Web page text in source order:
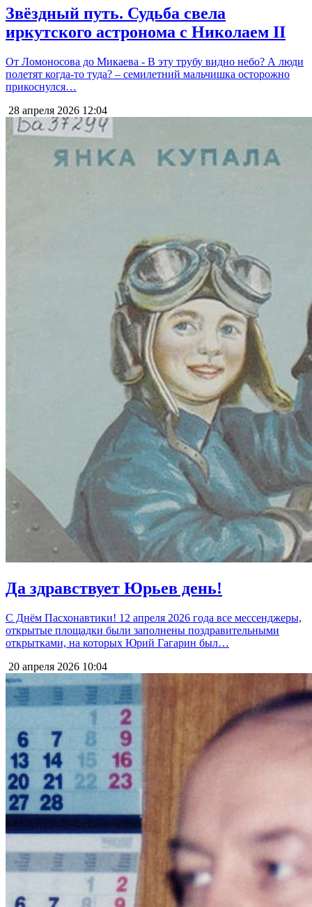
Звёздный путь. Судьба свела
иркутского астронома с Николаем II
От Ломоносова до Микаева - В эту трубу видно небо? А люди
полетят когда-то туда? – семилетний мальчишка осторожно
прикоснулся…
28 апреля 2026 12:04
Да здравствует Юрьев день!
С Днём Пасхонавтики! 12 апреля 2026 года все мессенджеры,
открытые площадки были заполнены поздравительными
открытками, на которых Юрий Гагарин был…
20 апреля 2026 10:04